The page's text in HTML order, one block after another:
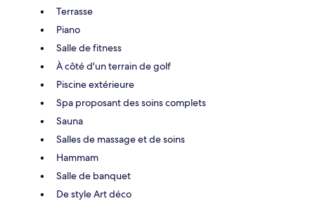
Terrasse
Piano
Salle de fitness
À côté d'un terrain de golf
Piscine extérieure
Spa proposant des soins complets
Sauna
Salles de massage et de soins
Hammam
Salle de banquet
De style Art déco